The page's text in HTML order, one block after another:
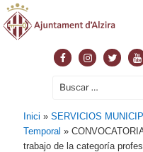
FacebookInstagram
Twitter
Buscar
Inici »SERVICIOS
Temporal »
trabajo de la categoría